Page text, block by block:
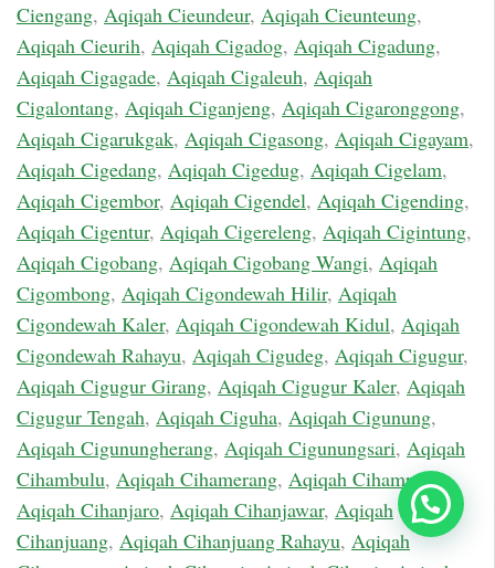
Ciengang, Aqiqah Cieundeur, Aqiqah Cieunteung,
Aqiqah Cieurih, Aqiqah Cigadog, Aqiqah Cigadung,
Aqiqah Cigagade, Aqiqah Cigaleuh, Aqiqah
Cigalontang, Aqiqah Ciganjeng, Aqiqah Cigaronggong,
Aqiqah Cigarukgak, Aqiqah Cigasong, Aqiqah Cigayam,
Aqiqah Cigedang, Aqiqah Cigedug, Aqiqah Cigelam,
Aqiqah Cigembor, Aqiqah Cigendel, Aqiqah Cigending,
Aqiqah Cigentur, Aqiqah Cigereleng, Aqiqah Cigintung,
Aqiqah Cigobang, Aqiqah Cigobang Wangi, Aqiqah
Cigombong, Aqiqah Cigondewah Hilir, Aqiqah
Cigondewah Kaler, Aqiqah Cigondewah Kidul, Aqiqah
Cigondewah Rahayu, Aqiqah Cigudeg, Aqiqah Cigugur,
Aqiqah Cigugur Girang, Aqiqah Cigugur Kaler, Aqiqah
Cigugur Tengah, Aqiqah Ciguha, Aqiqah Cigunung,
Aqiqah Cigunungherang, Aqiqah Cigunungsari, Aqiqah
Cihambulu, Aqiqah Cihamerang, Aqiqah Cihampelas,
Aqiqah Cihanjaro, Aqiqah Cihanjawar, Aqiqah
Cihanjuang, Aqiqah Cihanjuang Rahayu, Aqiqah
Chat Sekarang